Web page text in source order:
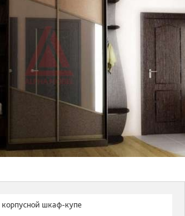
корпусной шкаф-купе